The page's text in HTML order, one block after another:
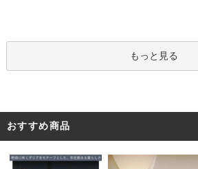
もっと見る
おすすめ商品